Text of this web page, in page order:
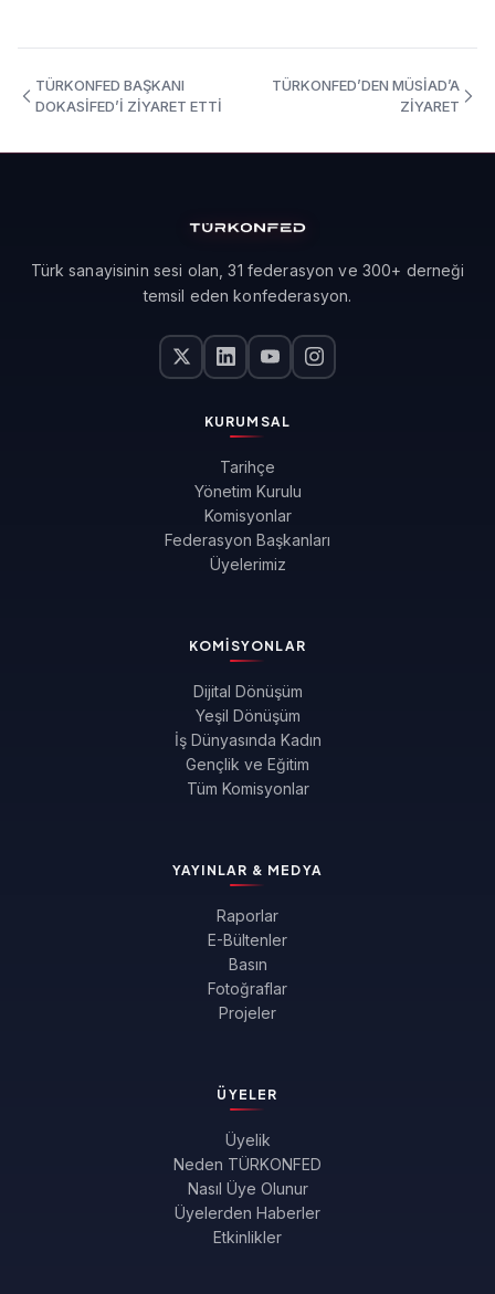
TÜRKONFED BAŞKANI
DOKASİFED’İ ZİYARET ETTİ
TÜRKONFED’DEN MÜSİAD’A
ZİYARET
Türk sanayisinin sesi olan, 31 federasyon ve 300+ derneği
temsil eden konfederasyon.
KURUMSAL
Tarihçe
Yönetim Kurulu
Komisyonlar
Federasyon Başkanları
Üyelerimiz
KOMISYONLAR
Dijital Dönüşüm
Yeşil Dönüşüm
İş Dünyasında Kadın
Gençlik ve Eğitim
Tüm Komisyonlar
YAYINLAR & MEDYA
Raporlar
E-Bültenler
Basın
Fotoğraflar
Projeler
ÜYELER
Üyelik
Neden TÜRKONFED
Nasıl Üye Olunur
Üyelerden Haberler
Etkinlikler